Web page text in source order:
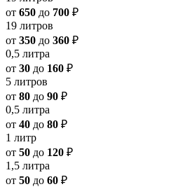
от 650 до 700 ₽
19 литров
от 350 до 360 ₽
0,5 литра
от 30 до 160 ₽
5 литров
от 80 до 90 ₽
0,5 литра
от 40 до 80 ₽
1 литр
от 50 до 120 ₽
1,5 литра
от 50 до 60 ₽